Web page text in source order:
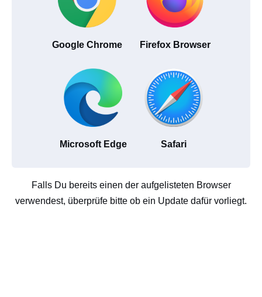
Google Chrome Firefox Browser
Microsoft Edge Safari
Falls Du bereits einen der aufgelisteten Browser
verwendest, überprüfe bitte ob ein Update dafür vorliegt.